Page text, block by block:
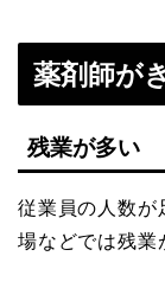
薬剤師が
残業が多い
従業員の人数が
場などでは残業